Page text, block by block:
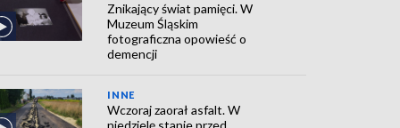
Znikający świat pamięci. W
Muzeum Śląskim
fotograficzna opowieść o
demencji
INNE
Wczoraj zaorał asfalt. W
niedzielę stanie przed